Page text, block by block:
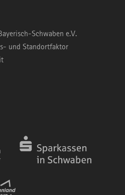
Schwaben e.V.
und Standortfaktor